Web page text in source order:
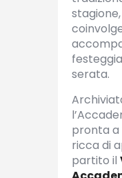
serata.
pronta a
ricca di
partito il